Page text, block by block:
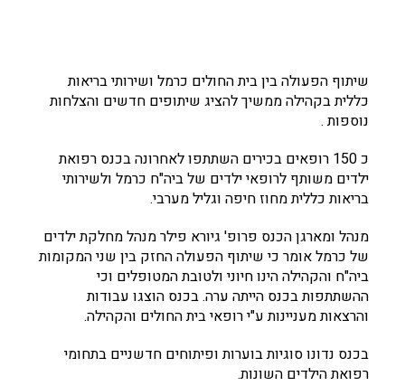
שיתוף הפעולה בין בית החולים כרמל ושירותי בריאות
כללית בקהילה ממשיך להציג שיתופים חדשים והצלחות
נוספות .
כ 150 רופאים בכירים השתתפו לאחרונה בכנס רפואת
ילדים משותף לרופאי ילדים של ביה"ח כרמל ולשירותי
בריאות כללית מחוז חיפה וגליל מערבי.
מנהל ומארגן הכנס פרופ' גיורא פילר מנהל מחלקת ילדים
של כרמל אומר כי שיתוף הפעולה החזק בין שני המקומות
ביה"ח והקהילה הינו חיוני ולטובת המטופלים וכי
ההשתתפות בכנס הייתה ערה. בכנס הוצגו עבודות
והרצאות מעניינות ע"י רופאי בית החולים והקהילה.
בכנס נדונו סוגיות בוערות ופיתוחים חדשניים בתחומי
רפואת הילדים השונות.